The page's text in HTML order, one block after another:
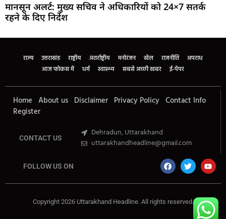
मानसून अलर्ट: मुख्य सचिव ने अधिकारियों को 24×7 सतर्क
रहने के दिए निर्देश
राज्य उत्तराखंड राष्ट्रीय अंतर्राष्ट्रीय मनोरंजन खेल राजनीति
अपराध
आज फोकस में
धर्म स्वास्थ्य सबसे अच्छी खबर ई-पेपर
Home About us Disclaimer Privacy Policy Contact Info
Register
CONTACT US
Dehradun, Uttarakhand
uttarakhandheadline@gmail.com
FOLLOW US ON
Copyright 2026 Uttarakhand Headline. All rights reserved.